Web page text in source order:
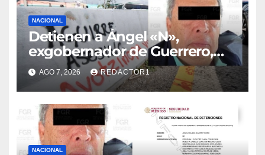
NACIONAL
Detienen a Ángel «N»,
exgobernador de Guerrero,
por el caso Ayotzinapa
AGO 7, 2026 REDACTOR1
NACIONAL